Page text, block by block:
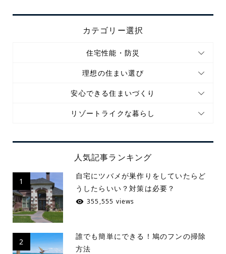
カテゴリー選択
住宅性能・防災
理想の住まい選び
安心できる住まいづくり
リゾートライクな暮らし
人気記事ランキング
1
自宅にツバメが巣作りをしていたらど
うしたらいい？対策は必要？
355,555 views
2
誰でも簡単にできる！鳩のフンの掃除
方法